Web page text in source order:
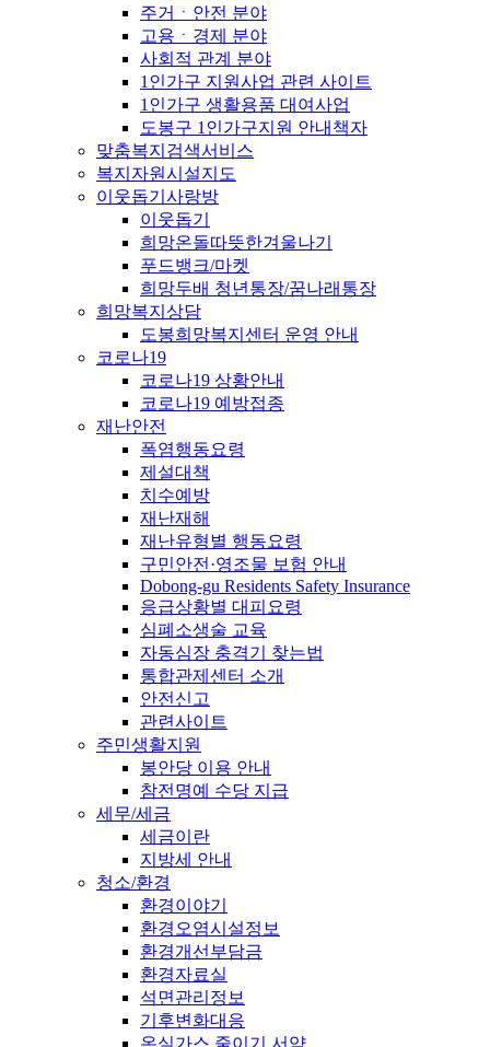
주거ㆍ안전 분야
고용ㆍ경제 분야
사회적 관계 분야
1인가구 지원사업 관련 사이트
1인가구 생활용품 대여사업
도봉구 1인가구지원 안내책자
맞춤복지검색서비스
복지자원시설지도
이웃돕기사랑방
이웃돕기
희망온돌따뜻한겨울나기
푸드뱅크/마켓
희망두배 청년통장/꿈나래통장
희망복지상담
도봉희망복지센터 운영 안내
코로나19
코로나19 상황안내
코로나19 예방접종
재난안전
폭염행동요령
제설대책
치수예방
재난재해
재난유형별 행동요령
구민안전·영조물 보험 안내
Dobong-gu Residents Safety Insurance
응급상황별 대피요령
심폐소생술 교육
자동심장 충격기 찾는법
통합관제센터 소개
안전신고
관련사이트
주민생활지원
봉안당 이용 안내
참전명예 수당 지급
세무/세금
세금이란
지방세 안내
청소/환경
환경이야기
환경오염시설정보
환경개선부담금
환경자료실
석면관리정보
기후변화대응
온실가스 줄이기 서약